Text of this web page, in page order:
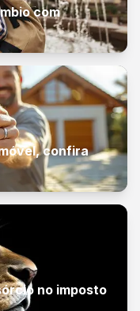
com
confira
no imposto